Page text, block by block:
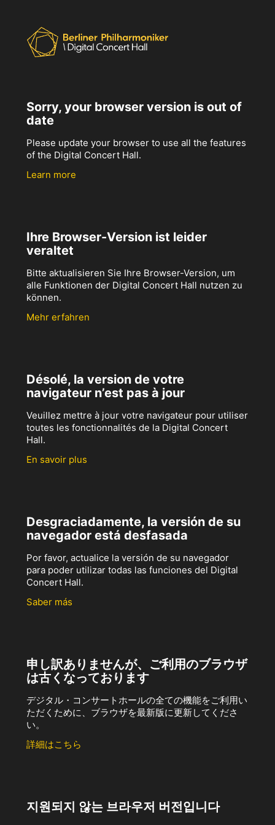
Sorry, your browser version is out of
date
Please update your browser to use all the features
of the Digital Concert Hall.
Learn more
Ihre Browser-Version ist leider
veraltet
Bitte aktualisieren Sie Ihre Browser-Version, um
alle Funktionen der Digital Concert Hall nutzen zu
können.
Mehr erfahren
Désolé, la version de votre
navigateur n’est pas à jour
Veuillez mettre à jour votre navigateur pour utiliser
toutes les fonctionnalités de la Digital Concert
Hall.
En savoir plus
Desgraciadamente, la versión de su
navegador está desfasada
Por favor, actualice la versión de su navegador
para poder utilizar todas las funciones del Digital
Concert Hall.
Saber más
申し訳ありませんが、ご利用のブラウザ
は古くなっております
デジタル・コンサートホールの全ての機能をご利用い
ただくために、ブラウザを最新版に更新してくださ
い。
詳細はこちら
지원되지 않는 브라우저 버전입니다